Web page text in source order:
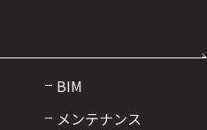
BIM
メンテナンス